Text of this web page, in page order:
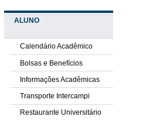
ALUNO
Calendário Acadêmico
Bolsas e Benefícios
Informações Acadêmicas
Transporte Intercampi
Restaurante Universitário